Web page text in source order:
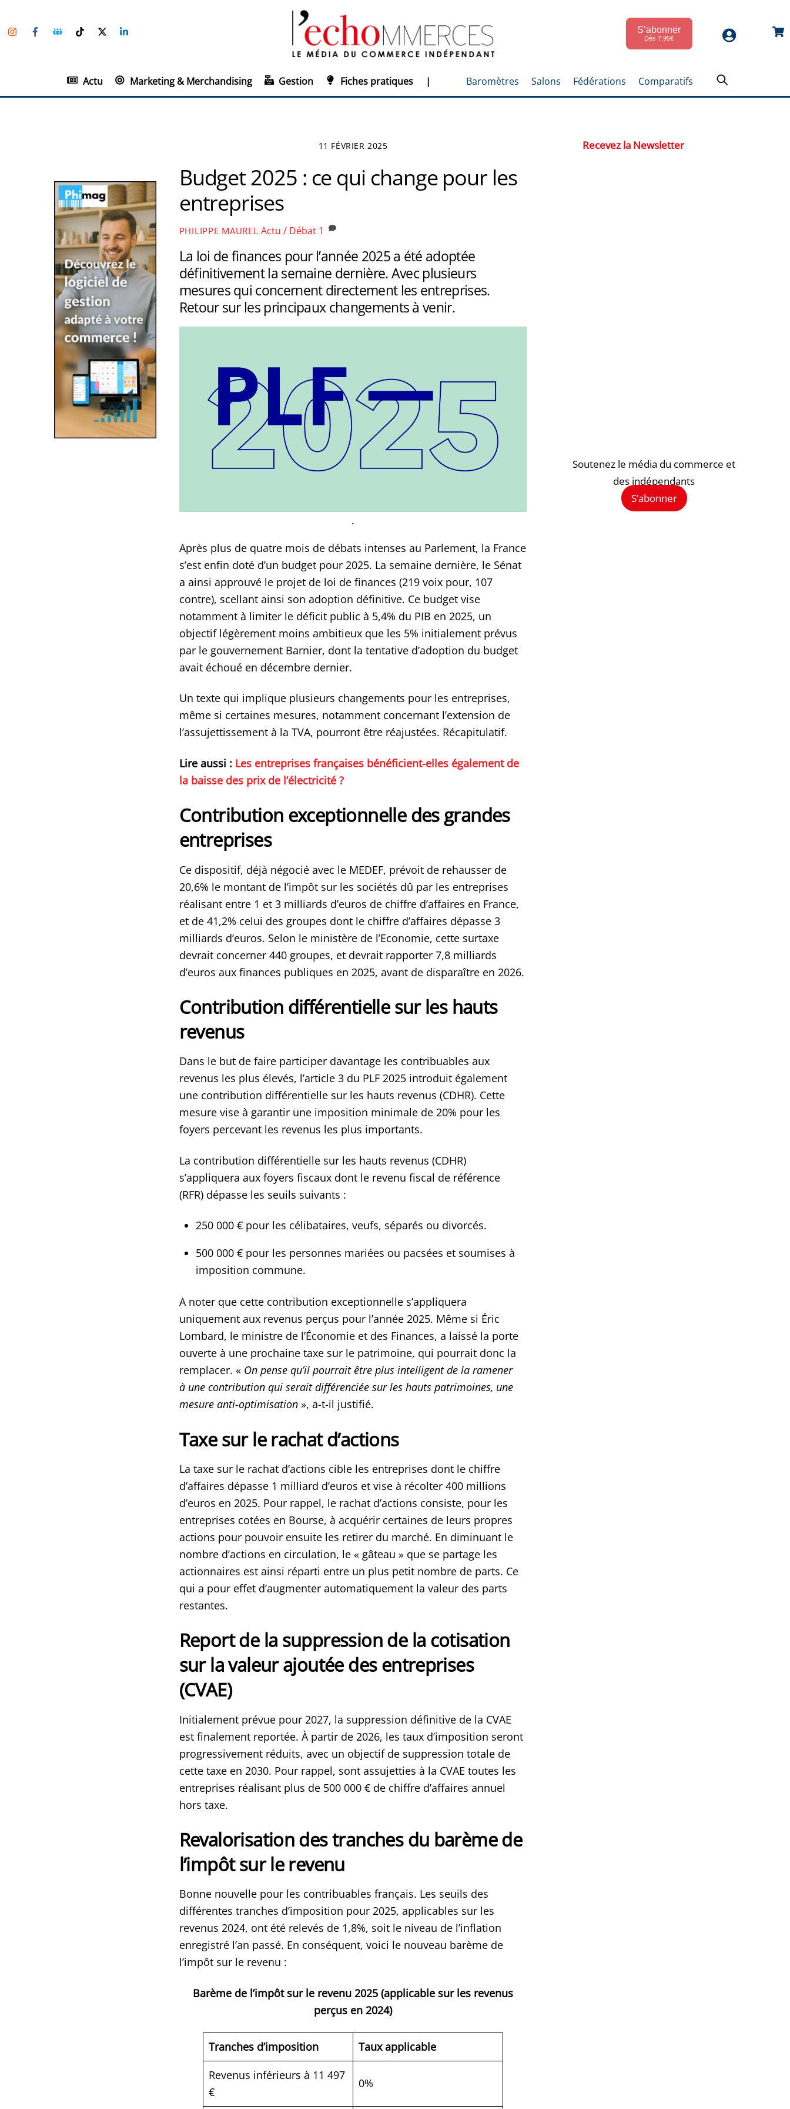
to
InstagramFacebookGroupe
Facebook
TikTokTwitter S’abonner
Dès 7,95€
Actu Marketing & Merchandising Gestion Fiches pratiques | Baromètres Salons Fédérations Comparatifs
11 FÉVRIER 2025
Budget 2025 : ce qui change pour les
entreprises
PHILIPPE MAUREL Actu / Débat 1
La loi de finances pour l’année 2025 a été adoptée
définitivement la semaine dernière. Avec plusieurs
mesures qui concernent directement les entreprises.
Retour sur les principaux changements à venir.
.
Après plus de quatre mois de débats intenses au Parlement, la France
s’est enfin doté d’un budget pour 2025. La semaine dernière, le Sénat
a ainsi approuvé le projet de loi de finances (219 voix pour, 107
contre), scellant ainsi son adoption définitive. Ce budget vise
notamment à limiter le déficit public à 5,4% du PIB en 2025, un
objectif légèrement moins ambitieux que les 5% initialement prévus
par le gouvernement Barnier, dont la tentative d’adoption du budget
avait échoué en décembre dernier.
Un texte qui implique plusieurs changements pour les entreprises,
même si certaines mesures, notamment concernant l’extension de
l’assujettissement à la TVA, pourront être réajustées. Récapitulatif.
Lire aussi : Les entreprises françaises bénéficient-elles également de
la baisse des prix de l’électricité ?
Contribution exceptionnelle des grandes
entreprises
Ce dispositif, déjà négocié avec le MEDEF, prévoit de rehausser de
20,6% le montant de l’impôt sur les sociétés dû par les entreprises
réalisant entre 1 et 3 milliards d’euros de chiffre d’affaires en France,
et de 41,2% celui des groupes dont le chiffre d’affaires dépasse 3
milliards d’euros. Selon le ministère de l’Economie, cette surtaxe
devrait concerner 440 groupes, et devrait rapporter 7,8 milliards
d’euros aux finances publiques en 2025, avant de disparaître en 2026.
Contribution différentielle sur les hauts
revenus
Dans le but de faire participer davantage les contribuables aux
revenus les plus élevés, l’article 3 du PLF 2025 introduit également
une contribution différentielle sur les hauts revenus (CDHR). Cette
mesure vise à garantir une imposition minimale de 20% pour les
foyers percevant les revenus les plus importants.
La contribution différentielle sur les hauts revenus (CDHR)
s’appliquera aux foyers fiscaux dont le revenu fiscal de référence
(RFR) dépasse les seuils suivants :
250 000 € pour les célibataires, veufs, séparés ou divorcés.
500 000 € pour les personnes mariées ou pacsées et soumises à
imposition commune.
A noter que cette contribution exceptionnelle s’appliquera
uniquement aux revenus perçus pour l’année 2025. Même si Éric
Lombard, le ministre de l’Économie et des Finances, a laissé la porte
ouverte à une prochaine taxe sur le patrimoine, qui pourrait donc la
remplacer. « On pense qu’il pourrait être plus intelligent de la ramener
à une contribution qui serait différenciée sur les hauts patrimoines, une
mesure anti-optimisation», a-t-il justifié.
Taxe sur le rachat d’actions
La taxe sur le rachat d’actions cible les entreprises dont le chiffre
d’affaires dépasse 1 milliard d’euros et vise à récolter 400 millions
d’euros en 2025. Pour rappel, le rachat d’actions consiste, pour les
entreprises cotées en Bourse, à acquérir certaines de leurs propres
actions pour pouvoir ensuite les retirer du marché. En diminuant le
nombre d’actions en circulation, le « gâteau » que se partage les
actionnaires est ainsi réparti entre un plus petit nombre de parts. Ce
qui a pour effet d’augmenter automatiquement la valeur des parts
restantes.
Report de la suppression de la cotisation
sur la valeur ajoutée des entreprises
(CVAE)
Initialement prévue pour 2027, la suppression définitive de la CVAE
est finalement reportée. À partir de 2026, les taux d’imposition seront
progressivement réduits, avec un objectif de suppression totale de
cette taxe en 2030. Pour rappel, sont assujetties à la CVAE toutes les
entreprises réalisant plus de 500 000 € de chiffre d’affaires annuel
hors taxe.
Revalorisation des tranches du barème de
l’impôt sur le revenu
Bonne nouvelle pour les contribuables français. Les seuils des
différentes tranches d’imposition pour 2025, applicables sur les
revenus 2024, ont été relevés de 1,8%, soit le niveau de l’inflation
enregistré l’an passé. En conséquent, voici le nouveau barème de
l’impôt sur le revenu :
Barème de l’impôt sur le revenu 2025 (applicable sur les revenus
perçus en 2024)
Tranches d’imposition
Taux applicable
Revenus inférieurs à 11 497
€
0%
Recevez la Newsletter
Soutenez le média du commerce et
des indépendants
S’abonner